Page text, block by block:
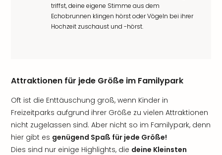
triffst, deine eigene Stimme aus dem
Echobrunnen klingen hörst oder Vögeln bei ihrer
Hochzeit zuschaust und -hörst.
Attraktionen für jede Größe im Familypark
Oft ist die Enttäuschung groß, wenn Kinder in
Freizeitparks aufgrund ihrer Größe zu vielen Attraktionen
nicht zugelassen sind. Aber nicht so im Familypark, denn
hier gibt es genügend Spaß für jede Größe!
Dies sind nur einige Highlights, die deine Kleinsten